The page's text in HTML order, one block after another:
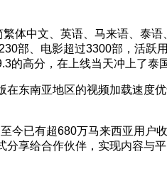
体中文、英语、马来语、泰语
部、电影超过3300部，活跃
高分，在上线当天冲上了泰
东南亚地区的视频加载速度
今已有超680万马来西亚用户
享给合作伙伴，实现内容与平